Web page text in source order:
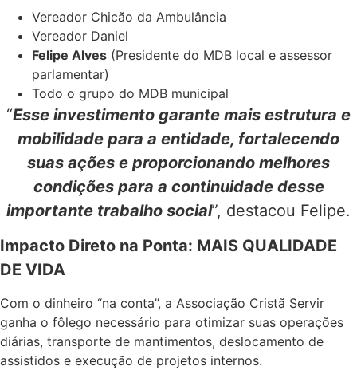
Vereador Chicão da Ambulância
Vereador Daniel
Felipe Alves (Presidente do MDB local e assessor
parlamentar)
Todo o grupo do MDB municipal
“Esse investimento garante mais estrutura e
mobilidade para a entidade, fortalecendo
suas ações e proporcionando melhores
condições para a continuidade desse
importante trabalho social”, destacou Felipe.
Impacto Direto na Ponta: MAIS QUALIDADE
DE VIDA
Com o dinheiro “na conta”, a Associação Cristã Servir
ganha o fôlego necessário para otimizar suas operações
diárias, transporte de mantimentos, deslocamento de
assistidos e execução de projetos internos.